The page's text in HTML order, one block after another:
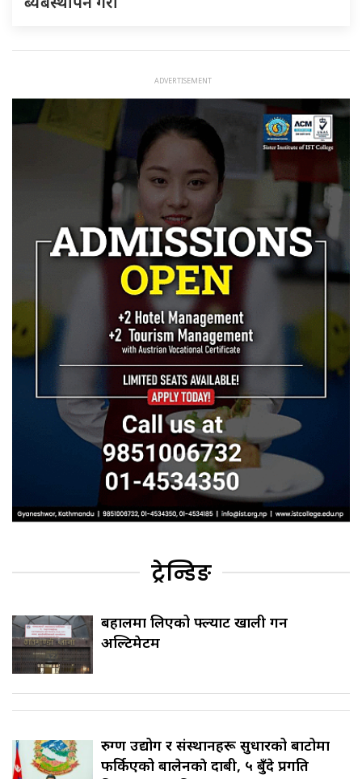
ट्रेन्डिङ
बहालमा लिएको फ्ल्याट खाली गर्न
अल्टिमेटम
रुग्ण उद्योग र संस्थानहरू सुधारको बाटोमा
फर्किएको बालेनकाे दाबी, ५ बुँदे प्रगति